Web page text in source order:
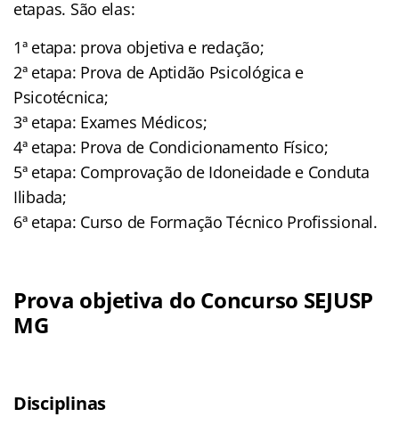
etapas. São elas:
1ª etapa: prova objetiva e redação;
2ª etapa: Prova de Aptidão Psicológica e
Psicotécnica;
3ª etapa: Exames Médicos;
4ª etapa: Prova de Condicionamento Físico;
5ª etapa: Comprovação de Idoneidade e Conduta
Ilibada;
6ª etapa: Curso de Formação Técnico Profissional.
Prova objetiva do Concurso SEJUSP
MG
Disciplinas